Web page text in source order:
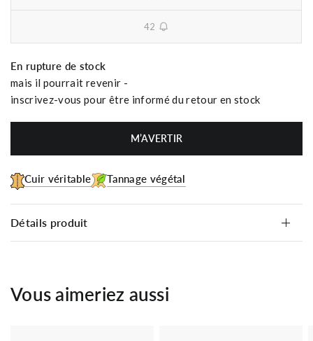
42
unavailable
En rupture de stock
mais il pourrait revenir -
inscrivez-vous pour être informé du retour en stock
M’AVERTIR
Cuir véritable Tannage végétal
Détails produit
Vous aimeriez aussi